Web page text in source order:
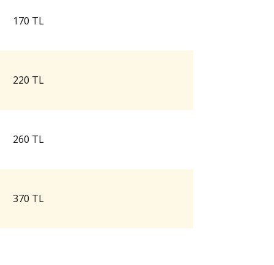
170 TL
220 TL
260 TL
370 TL